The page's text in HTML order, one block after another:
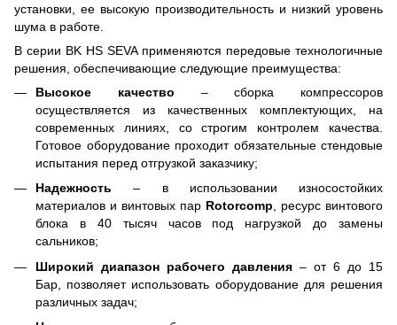
установки, ее высокую производительность и низкий уровень
шума в работе.
В серии BK HS SEVA применяются передовые технологичные
решения, обеспечивающие следующие преимущества:
Высокое качество – сборка компрессоров
осуществляется из качественных комплектующих, на
современных линиях, со строгим контролем качества.
Готовое оборудование проходит обязательные стендовые
испытания перед отгрузкой заказчику;
Надежность – в использовании износостойких
материалов и винтовых пар Rotorcomp, ресурс винтового
блока в 40 тысяч часов под нагрузкой до замены
сальников;
Широкий диапазон рабочего давления – от 6 до 15
Бар, позволяет использовать оборудование для решения
различных задач;